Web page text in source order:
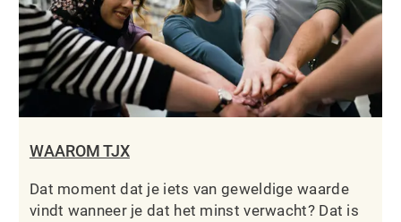
WAAROM TJX
Dat moment dat je iets van geweldige waarde
vindt wanneer je dat het minst verwacht? Dat is